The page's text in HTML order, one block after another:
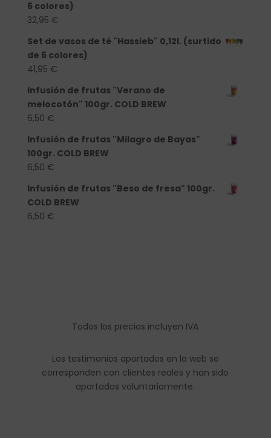
6 colores)
32,95 €
Set de vasos de té "Hassieb" 0,12l. (surtido
de 6 colores)
41,95 €
Infusión de frutas "Verano de
melocotón" 100gr. COLD BREW
6,50 €
Infusión de frutas "Milagro de Bayas"
100gr. COLD BREW
6,50 €
Infusión de frutas "Beso de fresa" 100gr.
COLD BREW
6,50 €
Todos los precios incluyen IVA
Los testimonios aportados en la web se
corresponden con clientes reales y han sido
aportados voluntariamente.